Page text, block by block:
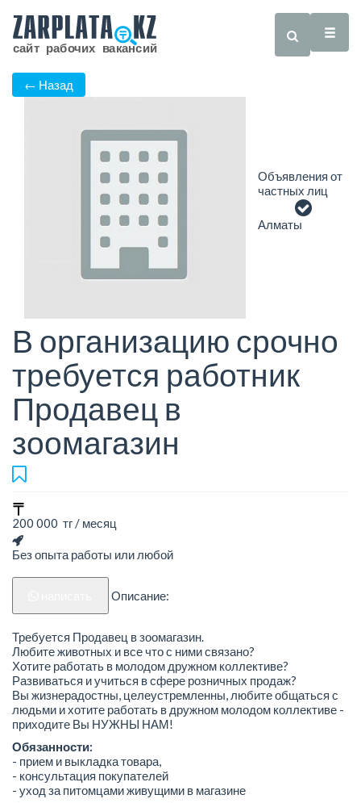
← Назад
Объявления от
частных лиц
Алматы
В организацию срочно
требуется работник
Продавец в
зоомагазин
200 000 тг / месяц
Без опыта работы или любой
Описание:
Требуется Продавец в зоомагазин.
Любите животных и все что с ними связано?
Хотите работать в молодом дружном коллективе?
Развиваться и учиться в сфере розничных продаж?
Вы жизнерадостны, целеустремленны, любите общаться с
людьми и хотите работать в дружном молодом коллективе -
приходите Вы НУЖНЫ НАМ!
Обязанности:
- прием и выкладка товара,
- консультация покупателей
- уход за питомцами живущими в магазине